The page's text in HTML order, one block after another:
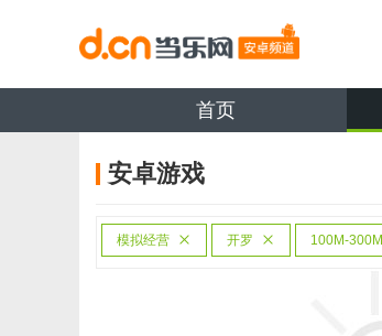
首页
安卓游戏
模拟经营 开罗 100M-300M